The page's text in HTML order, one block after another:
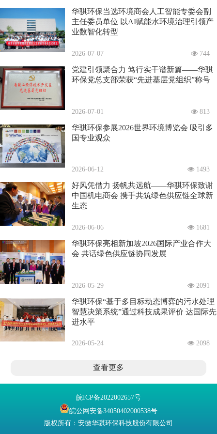
华骐环保当选环境商会人工智能专委会副
主任委员单位 以AI赋能水环境治理引领产
业数智化转型
2026-07-07 744
党建引领聚合力 笃行实干谱新篇——华骐
环保党总支部荣获“先进基层党组织”称号
2026-07-01 813
华骐环保参展2026世界环境博览会 吸引多
国专业观众
2026-06-12 1493
好风凭借力 扬帆共远航——华骐环保致谢
中国机电商会 携手共筑绿色供应链全球新
生态
2026-06-06 1681
华骐环保亮相新加坡2026国际产业合作大
会 共话绿色供应链协同发展
2026-05-29 2091
华骐环保“基于多目标动态博弈的污水处理
智慧决策系统”通过科技成果评价 达国际先
进水平
2026-05-24 2098
查看更多
皖ICP备2022002657号
皖公网安备34050402000538号
版权所有：安徽华骐环保科技股份有限公司